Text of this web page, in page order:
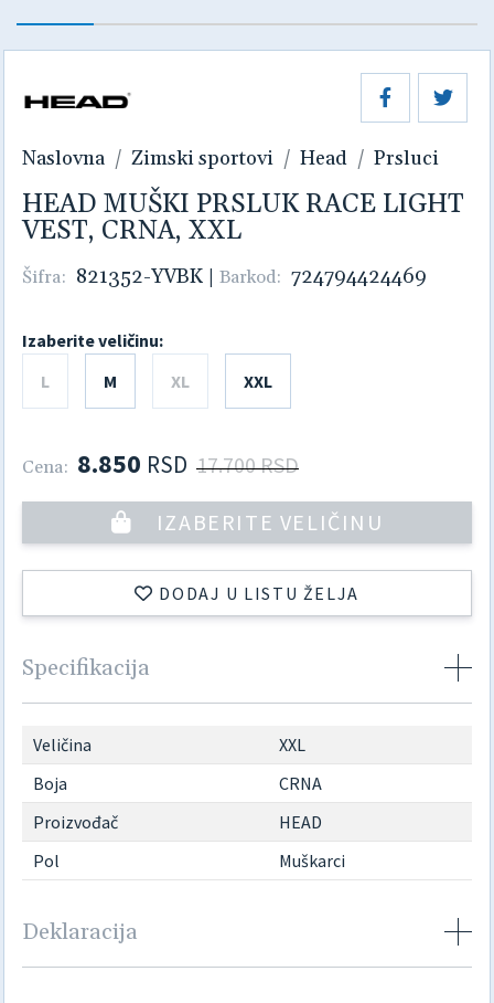
Naslovna Zimski sportovi Head Prsluci
HEAD MUŠKI PRSLUK RACE LIGHT
VEST, CRNA, XXL
Šifra: 821352-YVBK | Barkod: 724794424469
Izaberite veličinu:
L
M XL XXL
Cena: 8.850 RSD 17.700 RSD
IZABERITE VELIČINU
DODAJ U LISTU ŽELJA
Specifikacija
Veličina
XXL
Boja
CRNA
Proizvođač
HEAD
Pol
Muškarci
Deklaracija